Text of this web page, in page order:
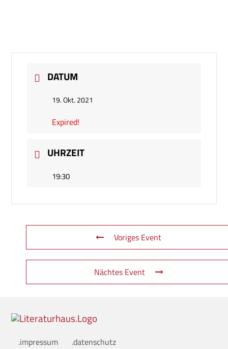
DATUM
19. Okt. 2021
Expired!
UHRZEIT
19:30
Voriges Event
Nächtes Event
.impressum .datenschutz